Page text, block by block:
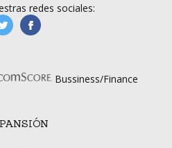
redes sociales:
manufacturaGE
Bussiness/Finance